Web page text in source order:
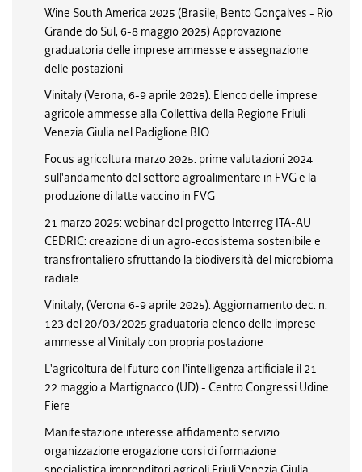
Wine South America 2025 (Brasile, Bento Gonçalves - Rio
Grande do Sul, 6-8 maggio 2025) Approvazione
graduatoria delle imprese ammesse e assegnazione
delle postazioni
Vinitaly (Verona, 6-9 aprile 2025). Elenco delle imprese
agricole ammesse alla Collettiva della Regione Friuli
Venezia Giulia nel Padiglione BIO
Focus agricoltura marzo 2025: prime valutazioni 2024
sull'andamento del settore agroalimentare in FVG e la
produzione di latte vaccino in FVG
21 marzo 2025: webinar del progetto Interreg ITA-AU
CEDRIC: creazione di un agro-ecosistema sostenibile e
transfrontaliero sfruttando la biodiversità del microbioma
radiale
Vinitaly, (Verona 6-9 aprile 2025): Aggiornamento dec. n.
123 del 20/03/2025 graduatoria elenco delle imprese
ammesse al Vinitaly con propria postazione
L'agricoltura del futuro con l'intelligenza artificiale il 21 -
22 maggio a Martignacco (UD) - Centro Congressi Udine
Fiere
Manifestazione interesse affidamento servizio
organizzazione erogazione corsi di formazione